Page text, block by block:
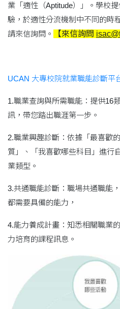
業「適性（Aptitude）」。學校
驗，於適性分流機制中不同的時
請來信詢問。
【來信詢問
UCAN 大專校院就業職能診斷平
1.職業查詢與所需職能：提供16
訊，帶您踏出職涯第一步。
2.職業興趣診斷：依據「最喜歡
質」、「我喜歡哪些科目」進行
業類型。
3.共通職能診斷：職場共通職能
都需要具備的能力，
4.能力養成計畫：知悉相關職業
力培育的課程訊息。